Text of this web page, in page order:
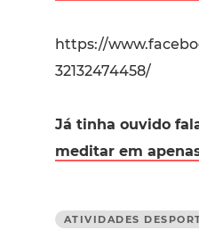
https://
32132474458/
Já tinha ouvido
meditar em
ATIVIDADES